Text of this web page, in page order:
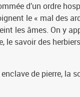
d’un ordre
le « mal des
les âmes. On y
savoir des
de pierre, la